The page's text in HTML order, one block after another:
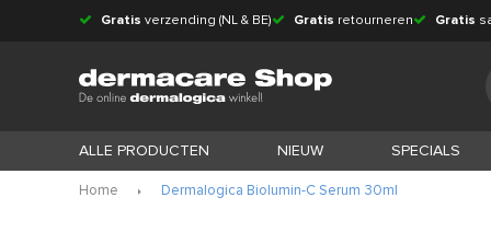
Gratis verzending (NL & BE) Gratis retourneren Gratis
ALLE PRODUCTEN NIEUW SPECIALS
Home Dermalogica Biolumin-C Serum 30ml